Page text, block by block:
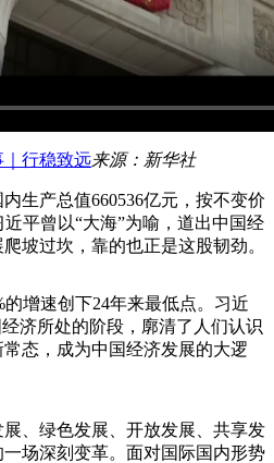
行稳致远来源：新华社
产总值660536亿元，按不变价
平曾以“大海”为喻，道出中国经
坡过坎，靠的也正是这股韧劲。
增速创下24年来最低点。习近
济所处的阶段，廓清了人们认识
常态，成为中国经济发展的大逻
绿色发展、开放发展、共享发
场深刻变革。面对国际国内形势